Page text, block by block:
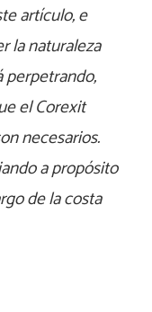
artículo, e
la naturaleza
perpetrando,
el Corexit
necesarios.
a propósito
de la costa